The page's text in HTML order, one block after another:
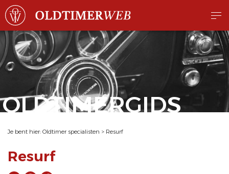
OLDTIMERGIDS
Je bent hier: Oldtimer specialisten > Resurf
Resurf